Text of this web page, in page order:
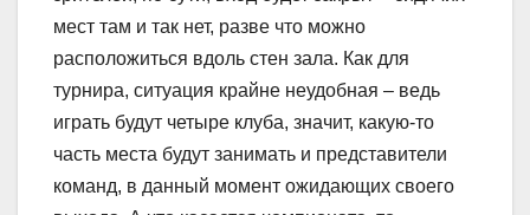
мест там и так нет, разве что можно
расположиться вдоль стен зала. Как для
турнира, ситуация крайне неудобная – ведь
играть будут четыре клуба, значит, какую-то
часть места будут занимать и представители
команд, в данный момент ожидающих своего